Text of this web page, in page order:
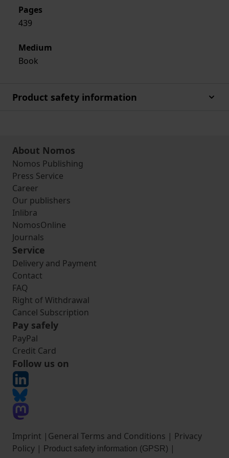
Pages
439
Medium
Book
Product safety information
About Nomos
Nomos Publishing
Press Service
Career
Our publishers
Inlibra
NomosOnline
Journals
Service
Delivery and Payment
Contact
FAQ
Right of Withdrawal
Cancel Subscription
Pay safely
PayPal
Credit Card
Follow us on
Imprint | General Terms and Conditions | Privacy
Policy | Product safety information (GPSR) |